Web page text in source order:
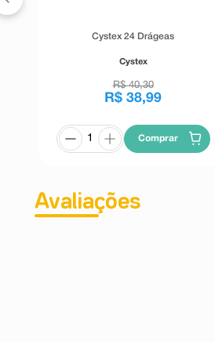
Cystex 24 Drágeas
Cystex
R$ 40,30
R$ 38,99
Comprar
Avaliações